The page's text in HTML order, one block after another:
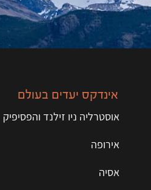
אינדקס יעדים בעולם
אוסטרליה ניו זילנד והפסיפיק
אירופה
אסיה